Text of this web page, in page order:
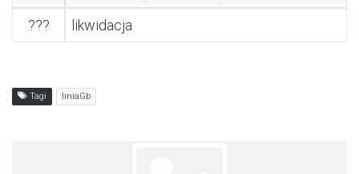
??? likwidacja
Tagi liniaGb